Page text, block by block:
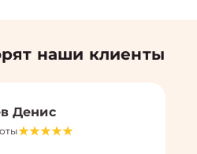
наши клиенты
Денис